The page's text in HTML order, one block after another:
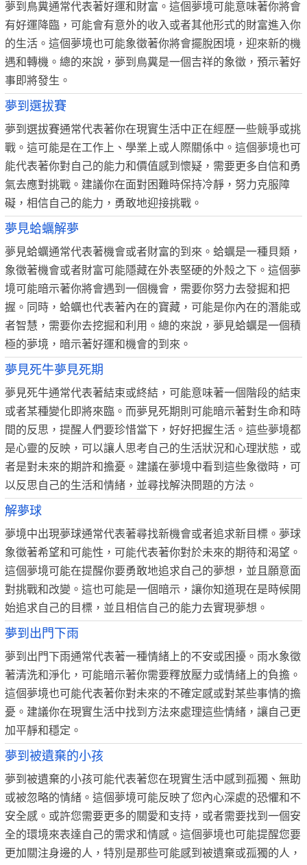
夢到鳥糞通常代表著好運和財富。這個夢境可能意味著你將會
有好運降臨，可能會有意外的收入或者其他形式的財富進入你
的生活。這個夢境也可能象徵著你將會擺脫困境，迎來新的機
遇和轉機。總的來說，夢到鳥糞是一個吉祥的象徵，預示著好
事即將發生。
夢到選拔賽
夢到選拔賽通常代表著你在現實生活中正在經歷一些競爭或挑
戰。這可能是在工作上、學業上或人際關係中。這個夢境也可
能代表著你對自己的能力和價值感到懷疑，需要更多自信和勇
氣去應對挑戰。建議你在面對困難時保持冷靜，努力克服障
礙，相信自己的能力，勇敢地迎接挑戰。
夢見蛤蠣解夢
夢見蛤蠣通常代表著機會或者財富的到來。蛤蠣是一種貝類，
象徵著機會或者財富可能隱藏在外表堅硬的外殼之下。這個夢
境可能暗示著你將會遇到一個機會，需要你努力去發掘和把
握。同時，蛤蠣也代表著內在的寶藏，可能是你內在的潛能或
者智慧，需要你去挖掘和利用。總的來說，夢見蛤蠣是一個積
極的夢境，暗示著好運和機會的到來。
夢見死牛夢見死期
夢見死牛通常代表著結束或終結，可能意味著一個階段的結束
或者某種變化即將來臨。而夢見死期則可能暗示著對生命和時
間的反思，提醒人們要珍惜當下，好好把握生活。這些夢境都
是心靈的反映，可以讓人思考自己的生活狀況和心理狀態，或
者是對未來的期許和擔憂。建議在夢境中看到這些象徵時，可
以反思自己的生活和情緒，並尋找解決問題的方法。
解夢球
夢境中出現夢球通常代表著尋找新機會或者追求新目標。夢球
象徵著希望和可能性，可能代表著你對於未來的期待和渴望。
這個夢境可能在提醒你要勇敢地追求自己的夢想，並且願意面
對挑戰和改變。這也可能是一個暗示，讓你知道現在是時候開
始追求自己的目標，並且相信自己的能力去實現夢想。
夢到出門下雨
夢到出門下雨通常代表著一種情緒上的不安或困擾。雨水象徵
著清洗和淨化，可能暗示著你需要釋放壓力或情緒上的負擔。
這個夢境也可能代表著你對未來的不確定感或對某些事情的擔
憂。建議你在現實生活中找到方法來處理這些情緒，讓自己更
加平靜和穩定。
夢到被遺棄的小孩
夢到被遺棄的小孩可能代表著您在現實生活中感到孤獨、無助
或被忽略的情緒。這個夢境可能反映了您內心深處的恐懼和不
安全感。或許您需要更多的關愛和支持，或者需要找到一個安
全的環境來表達自己的需求和情感。這個夢境也可能提醒您要
更加關注身邊的人，特別是那些可能感到被遺棄或孤獨的人，